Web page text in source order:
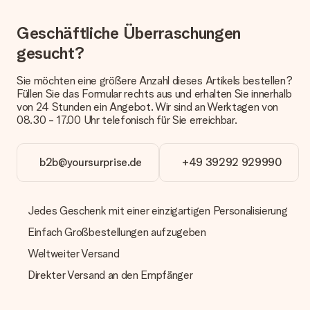
Wird mein Geschenk in Geschenkpapier geliefert?
Derzeit bieten wir (noch) keinen Einpackservice. Aber unsere
Geschenke werden in einer fröhlichen Versandverpackung
geliefert. Somit ist dein Geschenk automatisch zum
Verschenken bereit oder kann sofort an den Empfänger
geschickt werden.
Lieferzeit, Lieferoptionen und Versandkosten
Kann ich ein Lieferdatum wählen?
Geschenk zu einem Wunschtermin liefern zu lassen.
Wie lange dauert die Lieferzeit und wann werde ich mein
Geschenk erhalten?
Die aktuelle Lieferzeit steht jeweils auf der Produktseite bei
dem Geschenk vermeldet. Du kannst darauf vertrauen, dass
erfolgt.
Geschäftliche Überraschungen
gesucht?
Sie möchten eine größere Anzahl dieses Artikels bestellen?
Füllen Sie das Formular rechts aus und erhalten Sie innerhalb
von 24 Stunden ein Angebot. Wir sind an Werktagen von
08.30 - 17.00 Uhr telefonisch für Sie erreichbar.
b2b@yoursurprise.de +49 39292 929990
Jedes Geschenk mit einer einzigartigen Personalisierung
Einfach Großbestellungen aufzugeben
Weltweiter Versand
Direkter Versand an den Empfänger